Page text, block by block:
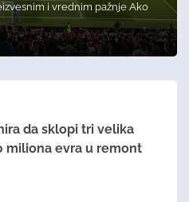
i vrednim pažnje Ako
da sklopi tri velika
miliona evra u remont